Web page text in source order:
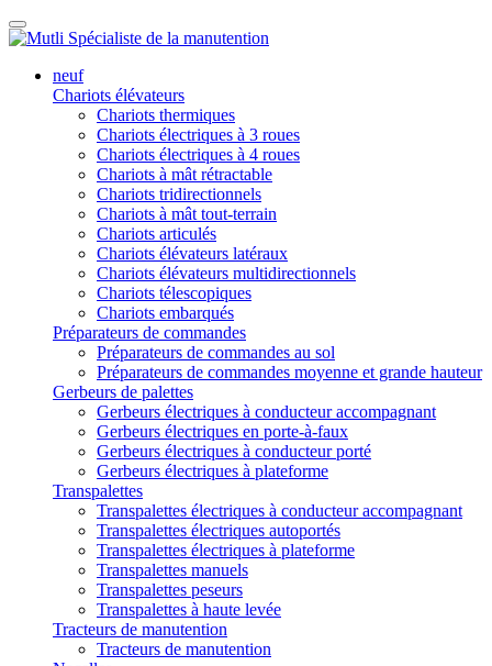
neuf
Chariots élévateurs
Chariots thermiques
Chariots électriques à 3 roues
Chariots électriques à 4 roues
Chariots à mât rétractable
Chariots tridirectionnels
Chariots à mât tout-terrain
Chariots articulés
Chariots élévateurs latéraux
Chariots élévateurs multidirectionnels
Chariots télescopiques
Chariots embarqués
Préparateurs de commandes
Préparateurs de commandes au sol
Préparateurs de commandes moyenne et grande hauteur
Gerbeurs de palettes
Gerbeurs électriques à conducteur accompagnant
Gerbeurs électriques en porte-à-faux
Gerbeurs électriques à conducteur porté
Gerbeurs électriques à plateforme
Transpalettes
Transpalettes électriques à conducteur accompagnant
Transpalettes électriques autoportés
Transpalettes électriques à plateforme
Transpalettes manuels
Transpalettes peseurs
Transpalettes à haute levée
Tracteurs de manutention
Tracteurs de manutention